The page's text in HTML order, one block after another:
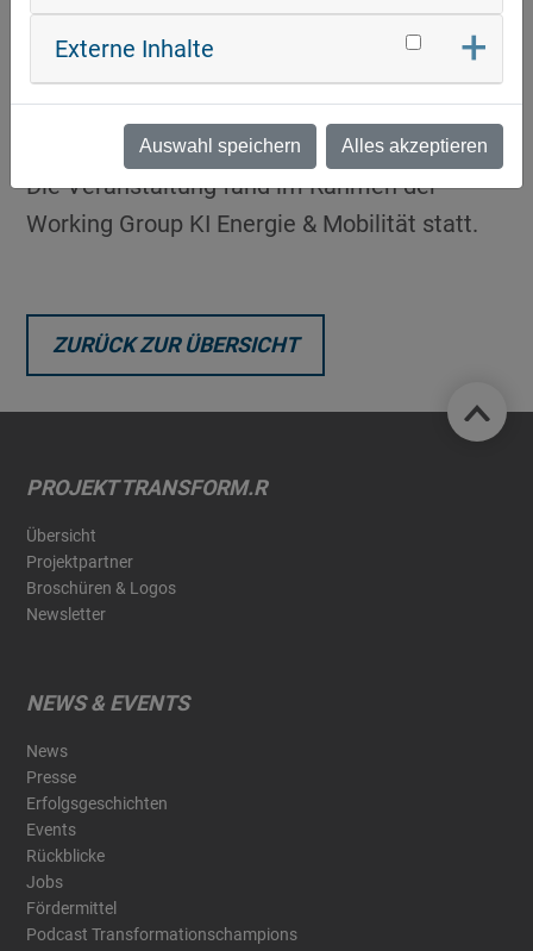
Bauweise des Gebäudes nach neuesten
Gebäude- und Energiestandards sowie die
Vorstellung des Energiebildungszentrum
Die Veranstaltung fand im Rahmen der
Working Group KI Energie & Mobilität statt.
ZURÜCK ZUR ÜBERSICHT
PROJEKT TRANSFORM.R
Übersicht
Projektpartner
Broschüren & Logos
Newsletter
NEWS & EVENTS
News
Presse
Erfolgsgeschichten
Events
Rückblicke
Jobs
Fördermittel
Podcast Transformationschampions
Externe Inhalte
Auswahl speichern Alles akzeptieren